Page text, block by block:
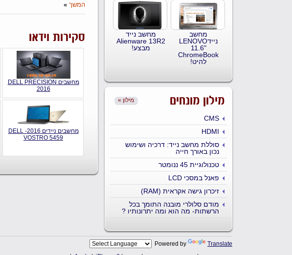
מחשב
ניידLENOVO
11.6"
ChromeBook
להיט!
מחשב נייד
Alienware 13R2
מבצע!
« מילון מילון מונחים
CMS
HDMI
סוללת מחשב נייד: דרכיה ושימוש
נכון באורך חייה
טכנולוגיית 45 ננומטר
פאנל במסכי LCD
זיכרון גישה אקראית (RAM)
מודם סלולרי מובנה התומך בכל
הרשתות- מה הוא ומה יתרונותיו ?
המשך »
סקירות וידאו
מחשבים DELL PRECISION
2016
מחשבים ניידים 2016- DELL
VOSTRO 5459
Powered by
Translate